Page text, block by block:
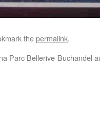
thepermalink.
Parc Bellerive Buchandel